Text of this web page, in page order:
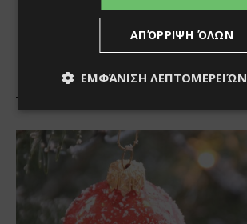
ΑΠΌΡΡΙΨΗ ΌΛΩΝ
ΕΜΦΆΝΙΣΗ ΛΕΠΤΟΜΕΡΕΙΏΝ